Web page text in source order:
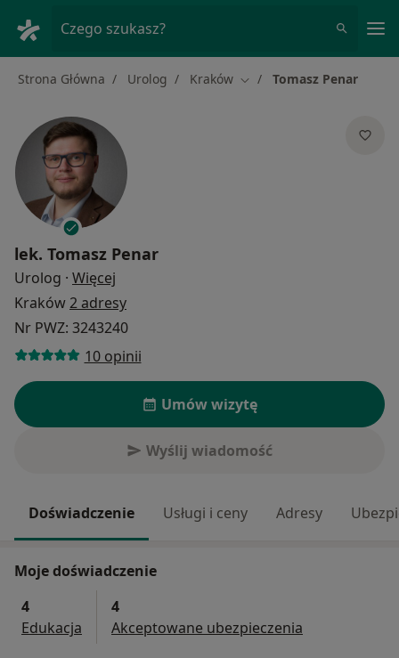
Czego szukasz?
Strona Główna Urolog Kraków Zmień miasto
Tomasz Penar
lek. Tomasz Penar
Urolog · Więcej
Kraków2 adresy
Nr PWZ: 3243240
10 opinii
Umów wizytę
Wyślij wiadomość
Doświadczenie Usługi i ceny Adresy
Moje doświadczenie
4
Edukacja
4
Akceptowane ubezpieczenia